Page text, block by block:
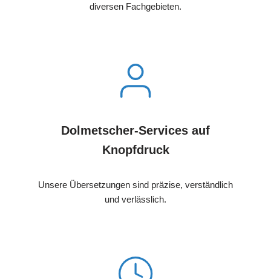
diversen Fachgebieten.
Dolmetscher-Services auf
Knopfdruck
Unsere Übersetzungen sind präzise, verständlich
und verlässlich.